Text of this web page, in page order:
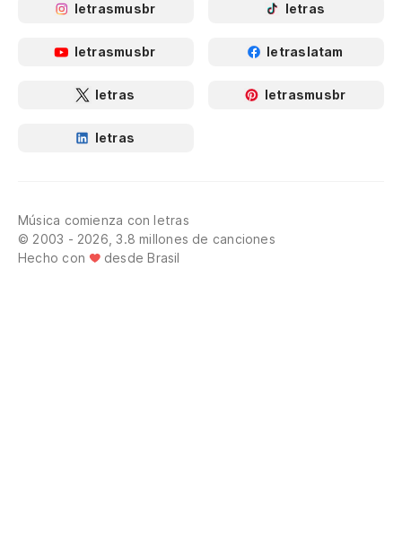
letrasmusbr letras
letrasmusbr letraslatam
letras letrasmusbr
letras
Música comienza con letras
© 2003 - 2026, 3.8 millones de canciones
Hecho con
desde Brasil